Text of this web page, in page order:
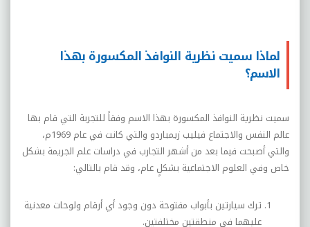
لماذا سميت نظرية النوافذ المكسورة بهذا
الاسم؟
سميت نظرية النوافذ المكسورة بهذا الاسم وفقاً للتجربة التي قام بها
عالم النفس والاجتماع فيليب زيمباردو والتي كانت في عام 1969م،
والتي أصبحت فيما بعد من أشهر التجارب في دراسات علم الجريمة بشكل
خاص وفي العلوم الاجتماعية بشكلٍ عام، وقد قام بالتالي:
ترك سيارتين بأبواب مفتوحة دون وجود أي أرقام ولوحات معدنية
عليهما في منطقتين مختلفتين.